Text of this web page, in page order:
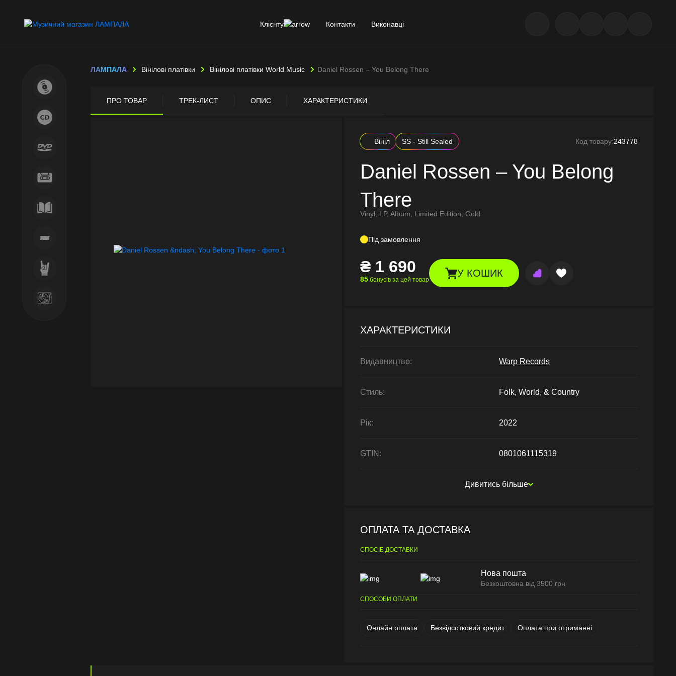
Клієнту Контакти Виконавці
ЛАМПАЛА Вінілові платівки Вінілові платівки World Music Daniel Rossen – You Belong There
ПРО ТОВАР ТРЕК-ЛИСТ ОПИС ХАРАКТЕРИСТИКИ
Вініл SS - Still Sealed Код товару:243778
Daniel Rossen – You Belong
There
Vinyl, LP, Album, Limited Edition, Gold
Під замовлення
₴ 1 690
85 бонусів за цей товар
У КОШИК
ХАРАКТЕРИСТИКИ
Видавництво: Warp Records
Стиль: Folk, World, & Country
Рік: 2022
GTIN: 0801061115319
Дивитись більше
ОПЛАТА ТА ДОСТАВКА
СПОСІБ ДОСТАВКИ
Нова пошта
Безкоштовна від 3500 грн
СПОСОБИ ОПЛАТИ
Онлайн оплата Безвідсотковий кредит Оплата при отриманні